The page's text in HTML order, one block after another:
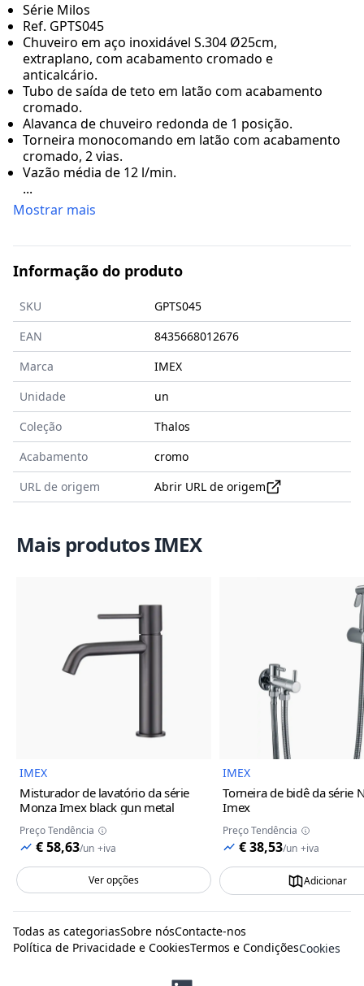
Série Milos
Ref. GPTS045
Chuveiro em aço inoxidável S.304 Ø25cm,
extraplano, com acabamento cromado e
anticalcário.
Tubo de saída de teto em latão com acabamento
cromado.
Alavanca de chuveiro redonda de 1 posição.
Torneira monocomando em latão com acabamento
cromado, 2 vias.
Vazão média de 12 l/min.
...
Mostrar mais
Informação do produto
SKU
GPTS045
EAN
8435668012676
Marca
IMEX
Unidade
un
Coleção
Thalos
Acabamento
cromo
URL de origem
Abrir URL de origem
Mais produtos IMEX
IMEX
Misturador de lavatório da série
Monza Imex black gun metal
Preço Tendência
€ 58,63/un +iva
Ver opções
IMEX
Torneira de bidê da série
Imex
Preço Tendência
€ 38,53/un +iva
Adicionar
Todas as categoriasSobre nósContacte-nos
Política de Privacidade e CookiesTermos e CondiçõesCookies